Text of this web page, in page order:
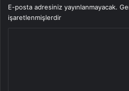
E-posta adresiniz yayınlanmayacak.
işaretlenmişlerdir